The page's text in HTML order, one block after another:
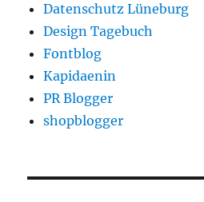
Datenschutz Lüneburg
Design Tagebuch
Fontblog
Kapidaenin
PR Blogger
shopblogger